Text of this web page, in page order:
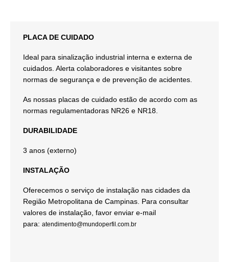
PLACA DE CUIDADO
Ideal para sinalização industrial interna e externa de
cuidados. Alerta colaboradores e visitantes sobre
normas de segurança e de prevenção de acidentes.
As nossas placas de cuidado estão de acordo com as
normas regulamentadoras NR26 e NR18.
DURABILIDADE
3 anos (externo)
INSTALAÇÃO
Oferecemos o serviço de instalação nas cidades da
Região Metropolitana de Campinas. Para consultar
valores de instalação, favor enviar e-mail
para: atendimento@mundoperfil.com.br